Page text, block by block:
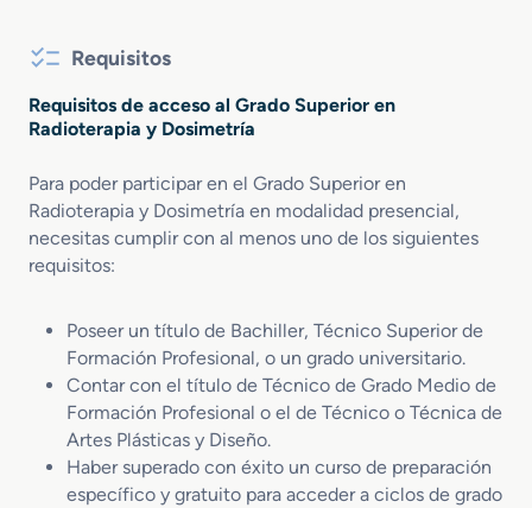
Requisitos
Requisitos de acceso al Grado Superior en
Radioterapia y Dosimetría
Para poder participar en el Grado Superior en
Radioterapia y Dosimetría en modalidad presencial,
necesitas cumplir con al menos uno de los siguientes
requisitos:
Poseer un título de Bachiller, Técnico Superior de
Formación Profesional, o un grado universitario.
Contar con el título de Técnico de Grado Medio de
Formación Profesional o el de Técnico o Técnica de
Artes Plásticas y Diseño.
Haber superado con éxito un curso de preparación
específico y gratuito para acceder a ciclos de grado